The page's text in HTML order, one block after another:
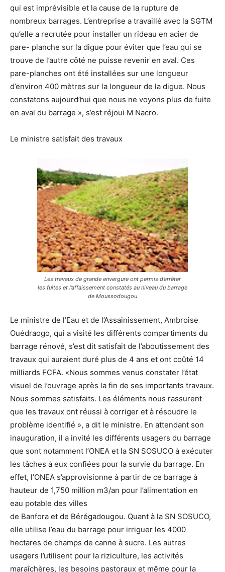
qui est imprévisible et la cause de la rupture de
nombreux barrages. L’entreprise a travaillé avec la SGTM
qu’elle a recrutée pour installer un rideau en acier de
pare- planche sur la digue pour éviter que l’eau qui se
trouve de l’autre côté ne puisse revenir en aval. Ces
pare-planches ont été installées sur une longueur
d’environ 400 mètres sur la longueur de la digue. Nous
constatons aujourd’hui que nous ne voyons plus de fuite
en aval du barrage », s’est réjoui M Nacro.
Le ministre satisfait des travaux
Les travaux de grande envergure ont permis d’arrêter
les fuites et l’affaissement constatés au niveau du barrage
de Moussodougou
Le ministre de l’Eau et de l’Assainissement, Ambroise
Ouédraogo, qui a visité les différents compartiments du
barrage rénové, s’est dit satisfait de l’aboutissement des
travaux qui auraient duré plus de 4 ans et ont coûté 14
milliards FCFA. «Nous sommes venus constater l’état
visuel de l’ouvrage après la fin de ses importants travaux.
Nous sommes satisfaits. Les éléments nous rassurent
que les travaux ont réussi à corriger et à résoudre le
problème identifié », a dit le ministre. En attendant son
inauguration, il a invité les différents usagers du barrage
que sont notamment l’ONEA et la SN SOSUCO à exécuter
les tâches à eux confiées pour la survie du barrage. En
effet, l’ONEA s’approvisionne à partir de ce barrage à
hauteur de 1,750 million m3/an pour l’alimentation en
eau potable des villes
de Banfora et de Bérégadougou. Quant à la SN SOSUCO,
elle utilise l’eau du barrage pour irriguer les 4000
hectares de champs de canne à sucre. Les autres
usagers l’utilisent pour la riziculture, les activités
maraîchères, les besoins pastoraux et même pour la